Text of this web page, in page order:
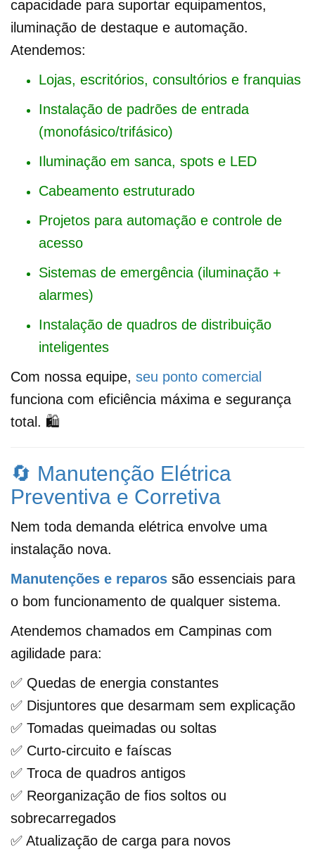
capacidade para suportar equipamentos,
iluminação de destaque e automação.
Atendemos:
Lojas, escritórios, consultórios e franquias
Instalação de padrões de entrada
(monofásico/trifásico)
Iluminação em sanca, spots e LED
Cabeamento estruturado
Projetos para automação e controle de
acesso
Sistemas de emergência (iluminação +
alarmes)
Instalação de quadros de distribuição
inteligentes
Com nossa equipe, seu ponto comercial
funciona com eficiência máxima e segurança
total. 🛍️
🔄 Manutenção Elétrica
Preventiva e Corretiva
Nem toda demanda elétrica envolve uma
instalação nova.
Manutenções e reparos são essenciais para
o bom funcionamento de qualquer sistema.
Atendemos chamados em Campinas com
agilidade para:
✅ Quedas de energia constantes
✅ Disjuntores que desarmam sem explicação
✅ Tomadas queimadas ou soltas
✅ Curto-circuito e faíscas
✅ Troca de quadros antigos
✅ Reorganização de fios soltos ou
sobrecarregados
✅ Atualização de carga para novos